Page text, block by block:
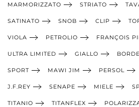
MARMORIZZATO STRIATO
SATINATO SNOB CLIP
VIOLA PETROLIO FRANÇOIS
ULTRA LIMITED GIALLO
SPORT MAWI JIM PERSOL
J.F.REY SENAPE MIELE
TITANIO TITANFLEX